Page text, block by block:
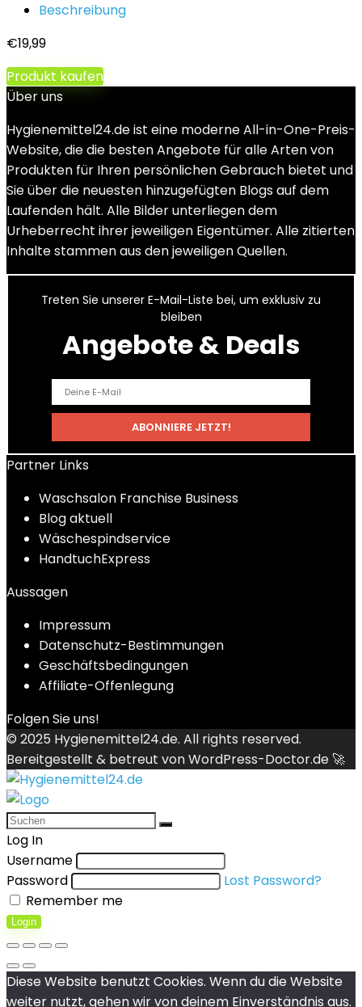
Beschreibung
€19,99
Produkt kaufen
Über uns
Hygienemittel24.de ist eine moderne All-in-One-Preis-
Website, die die besten Angebote für alle Arten von
Produkten für Ihren persönlichen Gebrauch bietet und
Sie über die neuesten hinzugefügten Blogs auf dem
Laufenden hält. Alle Bilder unterliegen dem
Urheberrecht ihrer jeweiligen Eigentümer. Alle zitierten
Inhalte stammen aus den jeweiligen Quellen.
Treten Sie unserer E-Mail-Liste bei, um exklusiv zu
bleiben
Angebote & Deals
Partner Links
Waschsalon Franchise Business
Blog aktuell
Wäschespindservice
HandtuchExpress
Aussagen
Impressum
Datenschutz-Bestimmungen
Geschäftsbedingungen
Affiliate-Offenlegung
Folgen Sie uns!
© 2025 Hygienemittel24.de. All rights reserved.
Bereitgestellt & betreut vonWordPress-Doctor.de 🚀
Log In
Username
Password
Lost Password?
Remember me
Login
Diese Website benutzt Cookies. Wenn du die Website
weiter nutzt, gehen wir von deinem Einverständnis aus.